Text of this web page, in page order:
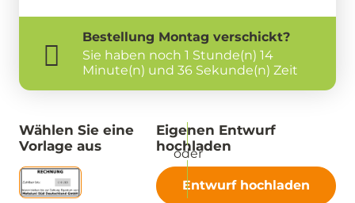
Bestellung Montag verschickt?
Sie haben noch 1 Stunde(n) 14
Minute(n) und 35 Sekunde(n) Zeit
Wählen Sie eine
Vorlage aus
Eigenen Entwurf
hochladen
Entwurf hochladen